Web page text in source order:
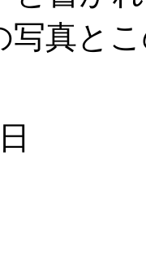
写真と